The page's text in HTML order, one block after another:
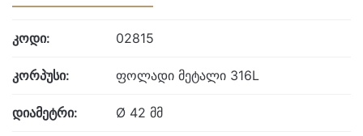
კოდი: 02815
კორპუსი: ფოლადი მეტალი 316L
დიამეტრი: Ø 42 მმ